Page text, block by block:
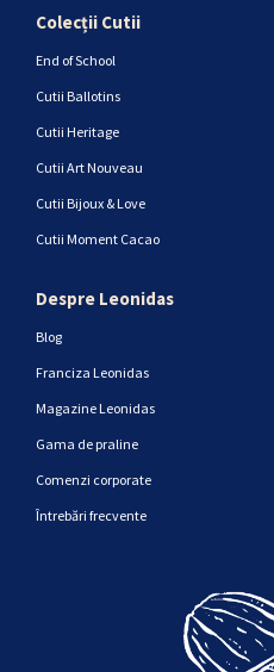
Colecții Cutii
End of School
Cutii Ballotins
Cutii Heritage
Cutii Art Nouveau
Cutii Bijoux & Love
Cutii Moment Cacao
Despre Leonidas
Blog
Franciza Leonidas
Magazine Leonidas
Gama de praline
Comenzi corporate
Întrebări frecvente